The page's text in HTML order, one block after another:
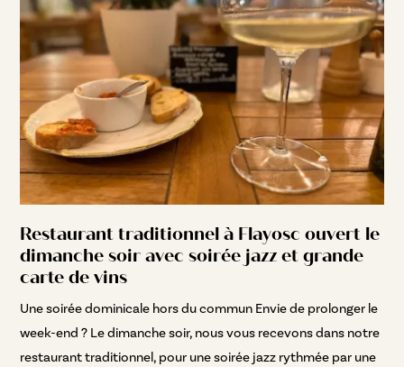
Restaurant traditionnel à Flayosc ouvert le
dimanche soir avec soirée jazz et grande
carte de vins
Une soirée dominicale hors du commun Envie de prolonger le
week-end ? Le dimanche soir, nous vous recevons dans notre
restaurant traditionnel, pour une soirée jazz rythmée par une